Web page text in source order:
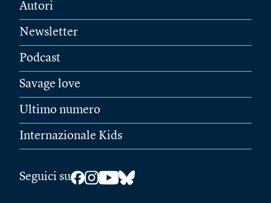
Autori
Newsletter
Podcast
Savage love
Ultimo numero
Internazionale Kids
Seguici su